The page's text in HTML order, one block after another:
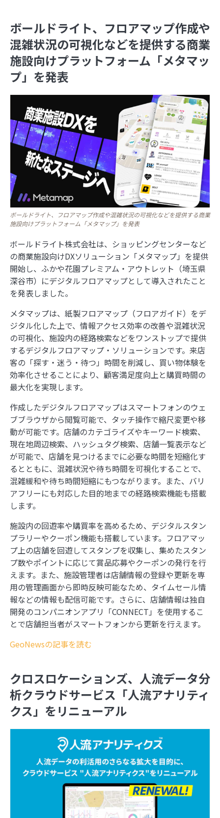
同じ文字でも全然違う、地名でよく見る「ケ」の
難しさ
6
スターバックス公式アプリのスタンプラリーで都
道府県の思い出を記録しよう
ボールドライト、フロアマップ作成や
混雑状況の可視化などを提供する商業
施設向けプラットフォーム「メタマッ
プ」を発表
ボールドライト、フロアマップ作成や混雑状況の可視化などを提供する商業
施設向けプラットフォーム「メタマップ」を発表
ボールドライト株式会社は、ショッピングセンターなど
の商業施設向けDXソリューション「メタマップ」を提供
開始し、ふかや花園プレミアム・アウトレット（埼玉県
深谷市）にデジタルフロアマップとして導入されたこと
を発表しました。
メタマップは、紙製フロアマップ（フロアガイド）をデ
ジタル化した上で、情報アクセス効率の改善や混雑状況
の可視化、施設内の経路検索などをワンストップで提供
するデジタルフロアマップ・ソリューションです。来店
客の「探す・迷う・待つ」時間を削減し、買い物体験を
効率化させることにより、顧客満足度向上と購買時間の
最大化を実現します。
作成したデジタルフロアマップはスマートフォンのウェ
ブブラウザから閲覧可能で、タッチ操作で縮尺変更や移
動が可能です。店舗のカテゴライズやキーワード検索、
現在地周辺検索、ハッシュタグ検索、店舗一覧表示など
が可能で、店舗を見つけるまでに必要な時間を短縮化す
るとともに、混雑状況や待ち時間を可視化することで、
混雑緩和や待ち時間短縮にもつながります。また、バリ
アフリーにも対応した目的地までの経路検索機能も搭載
します。
施設内の回遊率や購買率を高めるため、デジタルスタン
プラリーやクーポン機能も搭載しています。フロアマッ
プ上の店舗を回遊してスタンプを収集し、集めたスタン
プ数やポイントに応じて賞品応募やクーポンの発行を行
えます。また、施設管理者は店舗情報の登録や更新を専
用の管理画面から即時反映可能なため、タイムセール情
報などの情報も配信可能です。さらに、店舗情報は独自
開発のコンパニオンアプリ「CONNECT」を使用するこ
とで店舗担当者がスマートフォンから更新を行えます。
GeoNewsの記事を読む
クロスロケーションズ、人流データ分
析クラウドサービス「人流アナリティ
クス」をリニューアル